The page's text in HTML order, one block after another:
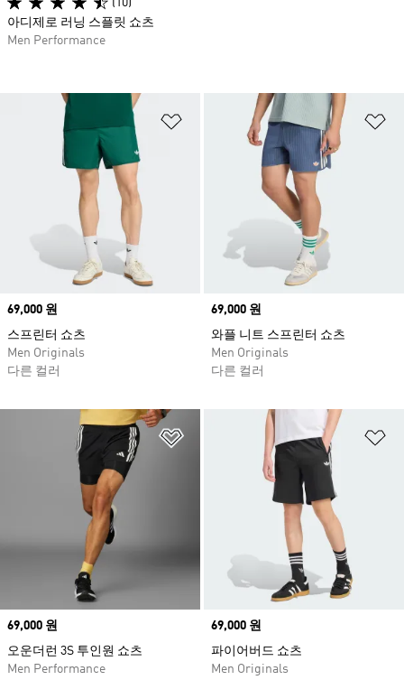
위시리스트 담기
Price
69,000 원
스프린터 쇼츠
Men Originals
다른 컬러
Price
69,000 원
와플 니트 스프린터 쇼츠
Men Originals
다른 컬러
Price
69,000 원
오운더런 3S 투인원 쇼츠
Men Performance
Price
69,000 원
파이어버드 쇼츠
Men Originals
(10)
아디제로 러닝 스플릿 쇼츠
Men Performance